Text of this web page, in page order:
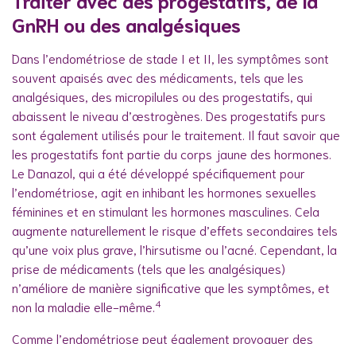
GnRH ou des analgésiques
Dans l’endométriose de stade I et II, les symptômes sont
souvent apaisés avec des médicaments, tels que les
analgésiques, des micropilules ou des progestatifs, qui
abaissent le niveau d’œstrogènes. Des progestatifs purs
sont également utilisés pour le traitement. Il faut savoir que
les progestatifs font partie du corps jaune des hormones.
Le Danazol, qui a été développé spécifiquement pour
l’endométriose, agit en inhibant les hormones sexuelles
féminines et en stimulant les hormones masculines. Cela
augmente naturellement le risque d’effets secondaires tels
qu’une voix plus grave, l’hirsutisme ou l’acné. Cependant, la
prise de médicaments (tels que les analgésiques)
n’améliore de manière significative que les symptômes, et
non la maladie elle-même.4
Comme l’endométriose peut également provoquer des